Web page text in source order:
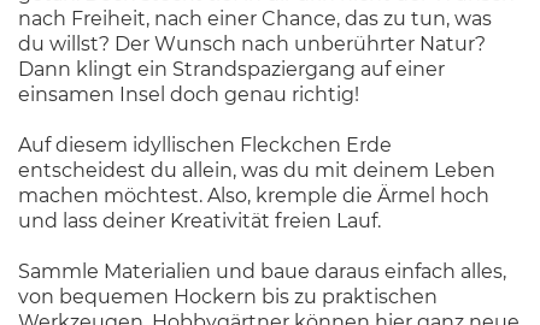
nach Freiheit, nach einer Chance, das zu tun, was
du willst? Der Wunsch nach unberührter Natur?
Dann klingt ein Strandspaziergang auf einer
einsamen Insel doch genau richtig!
Auf diesem idyllischen Fleckchen Erde
entscheidest du allein, was du mit deinem Leben
machen möchtest. Also, kremple die Ärmel hoch
und lass deiner Kreativität freien Lauf.
Sammle Materialien und baue daraus einfach alles,
von bequemen Hockern bis zu praktischen